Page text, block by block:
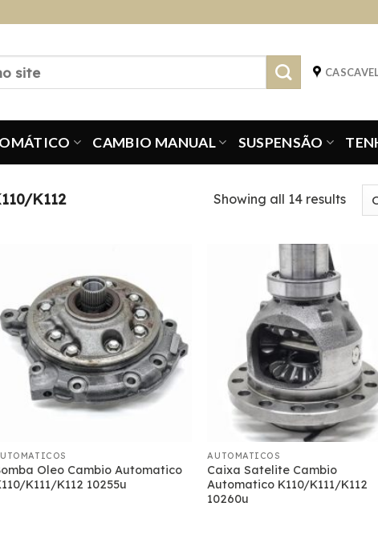
CAMBIO MANUAL SUSPENSÃO
K112 Showing all 14 results
Oleo Cambio Automatico
K111/K112 10255u
AUTOMATICOS
Caixa Satelite Cambio
Automatico K110/K111/K112
10260u